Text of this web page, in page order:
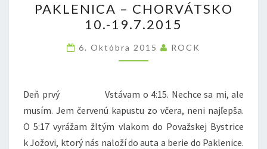
–
CHORVÁTSKO
10.-19.7.2015
PAKLENICA – CHORVÁTSKO
10.-19.7.2015
6. Októbra 2015 ROCK
Deň prvý Vstávam o 4:15. Nechce sa mi, ale
musím. Jem červenú kapustu zo včera, neni najľepša.
O 5:17 vyrážam žltým vlakom do Považskej Bystrice
k Jožovi, ktorý nás naloží do auta a berie do Paklenice.